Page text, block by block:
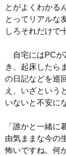
とがよくわかる
とってリアルな
しろそれだけで
自宅にはPCが
き、起床したら
の日記などを巡
え、いざという
いないと不安に
「誰かと一緒に
由気ままな今の
怖いですね。何